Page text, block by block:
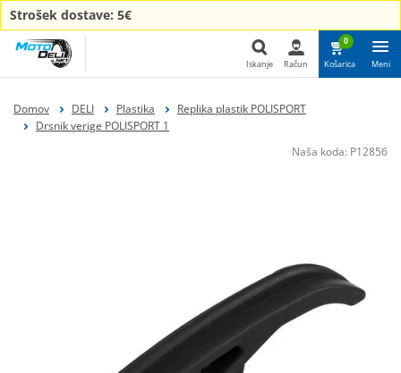
Strošek dostave: 5€
Iskanje Račun
0
Košarica Meni
Domov DELI Plastika
Replika plastik POLISPORT
Drsnik verige POLISPORT 1
Naša koda: P12856